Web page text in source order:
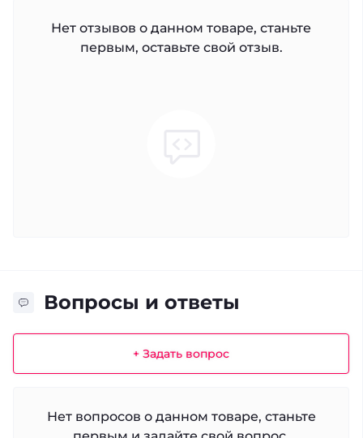
Нет отзывов о данном товаре, станьте
первым, оставьте свой отзыв.
Вопросы и ответы
+ Задать вопрос
Нет вопросов о данном товаре, станьте